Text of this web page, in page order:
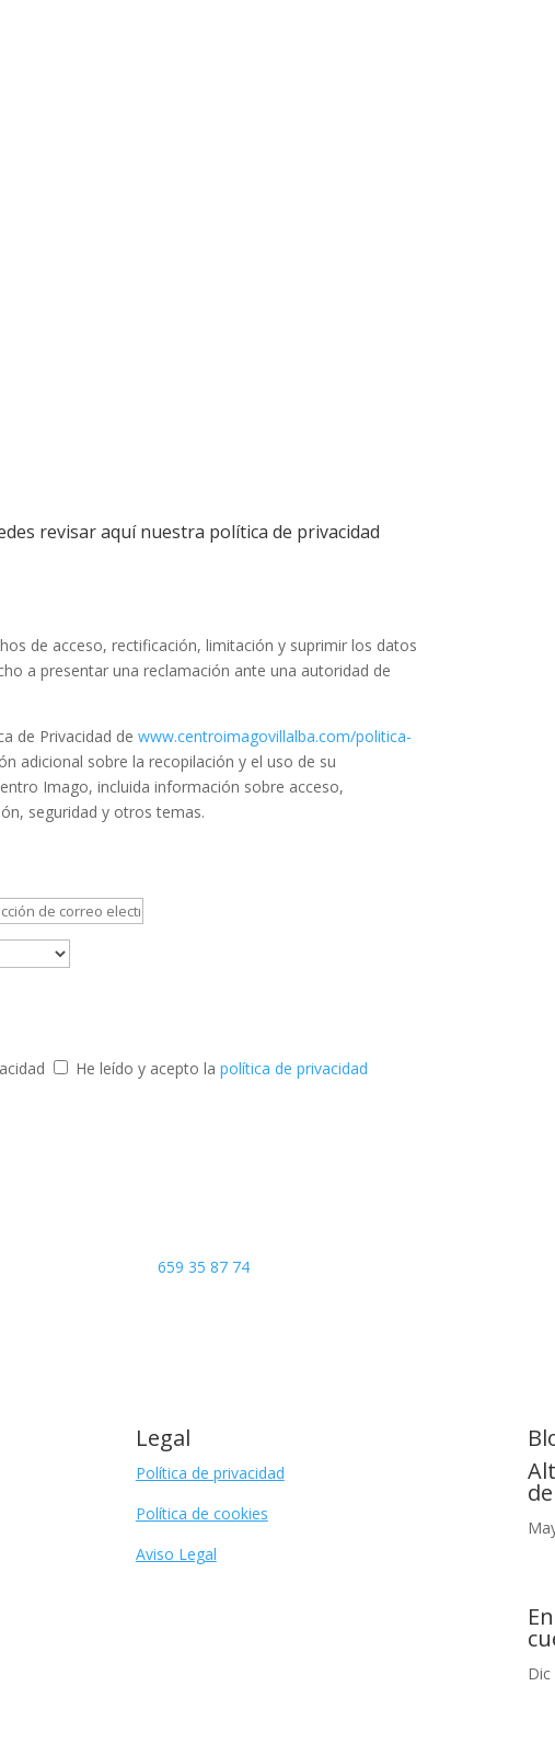
revisar aquí nuestra política de privacidad
de acceso, rectificación, limitación y suprimir los datos
a presentar una reclamación ante una autoridad de
de Privacidad de www.centroimagovillalba.com/politica-
adicional sobre la recopilación y el uso de su
Imago, incluida información sobre acceso,
seguridad y otros temas.
He leído y acepto lapolítica de privacidad
659 35 87 74
Legal
Política de privacidad
Política de cookies
Aviso Legal
Dic